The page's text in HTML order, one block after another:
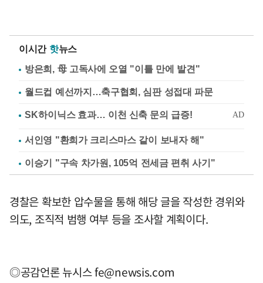
이시간 핫뉴스
방은희, 母 고독사에 오열 "이틀 만에 발견"
월드컵 예선까지…축구협회, 심판 성접대 파문
서인영 "환희가 크리스마스 같이 보내자 해"
이승기 "구속 차가원, 105억 전세금 편취 사기"
경찰은 확보한 압수물을 통해 해당 글을 작성한 경위와
의도, 조직적 범행 여부 등을 조사할 계획이다.
◎공감언론 뉴시스fe@newsis.com